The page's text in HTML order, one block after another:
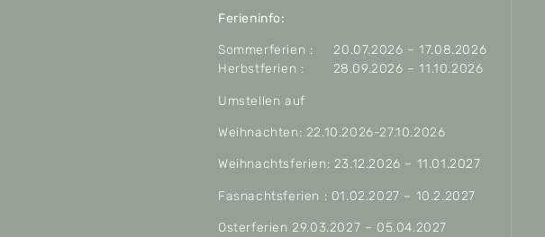
Ferieninfo:
Sommerferien : 20.07.2026 – 17.08.2026
Herbstferien : 28.09.2026 – 11.10.2026
Umstellen auf
Weihnachten: 22.10.2026-27.10.2026
Weihnachtsferien: 23.12.2026 – 11.01.2027
Fasnachtsferien : 01.02.2027 – 10.2.2027
Osterferien 29.03.2027 – 05.04.2027